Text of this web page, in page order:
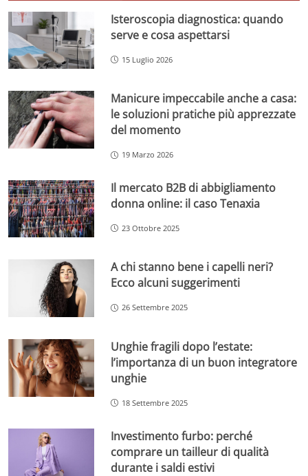
Isteroscopia diagnostica: quando
serve e cosa aspettarsi
15 Luglio 2026
Manicure impeccabile anche a casa:
le soluzioni pratiche più apprezzate
del momento
19 Marzo 2026
Il mercato B2B di abbigliamento
donna online: il caso Tenaxia
23 Ottobre 2025
A chi stanno bene i capelli neri?
Ecco alcuni suggerimenti
26 Settembre 2025
Unghie fragili dopo l’estate:
l’importanza di un buon integratore
unghie
18 Settembre 2025
Investimento furbo: perché
comprare un tailleur di qualità
durante i saldi estivi